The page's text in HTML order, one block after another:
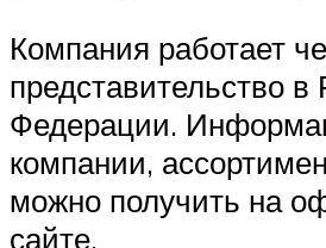
Компания работает
представительство в
Федерации.
компании,
можно получить на
сайте.